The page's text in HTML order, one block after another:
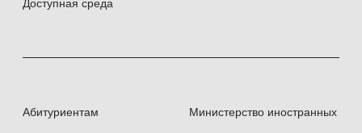
Доступная среда
Абитуриентам Министерство иностранных